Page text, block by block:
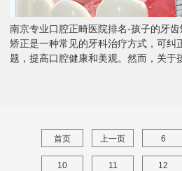
南京专业口腔正畸医院排名-孩子的牙
矫正是一种常见的牙科治疗方式，可纠
题，提高口腔健康和美观。然而，关于
首页 上一页 6
10 11 12